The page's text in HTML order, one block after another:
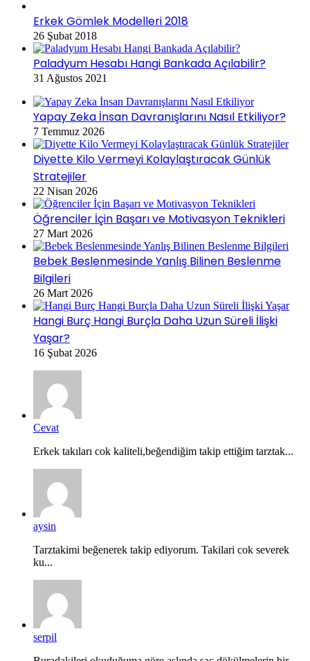
Erkek Gömlek Modelleri 2018
26 Şubat 2018
Paladyum Hesabı Hangi Bankada Açılabilir?
31 Ağustos 2021
Yapay Zeka İnsan Davranışlarını Nasıl Etkiliyor?
7 Temmuz 2026
Diyette Kilo Vermeyi Kolaylaştıracak Günlük
Stratejiler
22 Nisan 2026
Öğrenciler İçin Başarı ve Motivasyon Teknikleri
27 Mart 2026
Bebek Beslenmesinde Yanlış Bilinen Beslenme
Bilgileri
26 Mart 2026
Hangi Burç Hangi Burçla Daha Uzun Süreli İlişki
Yaşar?
16 Şubat 2026
Cevat
Erkek takıları cok kaliteli,beğendiğim takip ettiğim tarztak...
aysin
Tarztakimi beğenerek takip ediyorum. Takilari cok severek
ku...
serpil